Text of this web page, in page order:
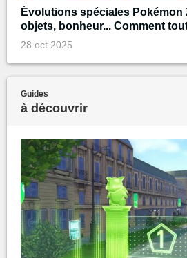
Évolutions spéciales Pokémon
objets, bonheur... Comment
28 oct 2025
Guides
à découvrir